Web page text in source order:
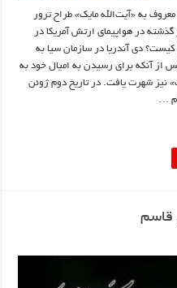
معروف به «آیت‌الله مایک» طراح ترور
در هواپیمای ارتش آمریکا در
کیست؟ دی آندریا در سازمان سیا به
از آنکه برای رسیدن به امیال خود به
نیز شهرت یافت. در تاریخ دوم ژوئن
قاسم